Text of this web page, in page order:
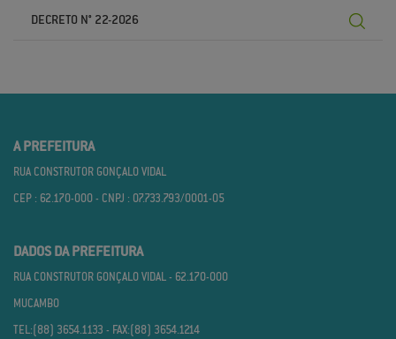
DECRETO N° 22-2026
A PREFEITURA
RUA CONSTRUTOR GONÇALO VIDAL
CEP : 62.170­-000 - CNPJ : 07.733.793/0001­-05
DADOS DA PREFEITURA
RUA CONSTRUTOR GONÇALO VIDAL - 62.170­-000
MUCAMBO
TEL:(88) 3654.1133 - FAX:(88) 3654.1214